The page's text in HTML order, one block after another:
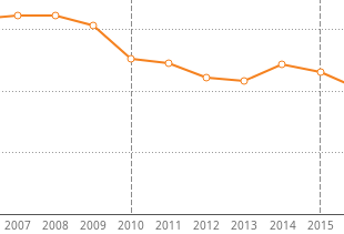
2007 2008 2009 2010 2011 2012 2013 2014 2015